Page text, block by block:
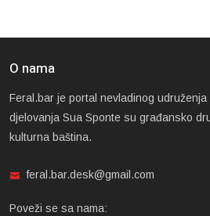
O nama
Feral.bar je portal nevladinog
djelovanja Sua Sponte su građansko
kulturna baština.
feral.bar.desk@gmail.com
Poveži se sa nama: